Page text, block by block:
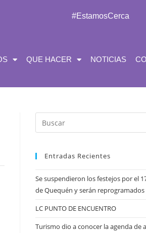
#EstamosCerca
QUE HACER NOTICIAS
Entradas Recientes
Se suspendieron los festejos por el
de Quequén y serán reprogramados
LC PUNTO DE ENCUENTRO
Turismo dio a conocer la agenda de